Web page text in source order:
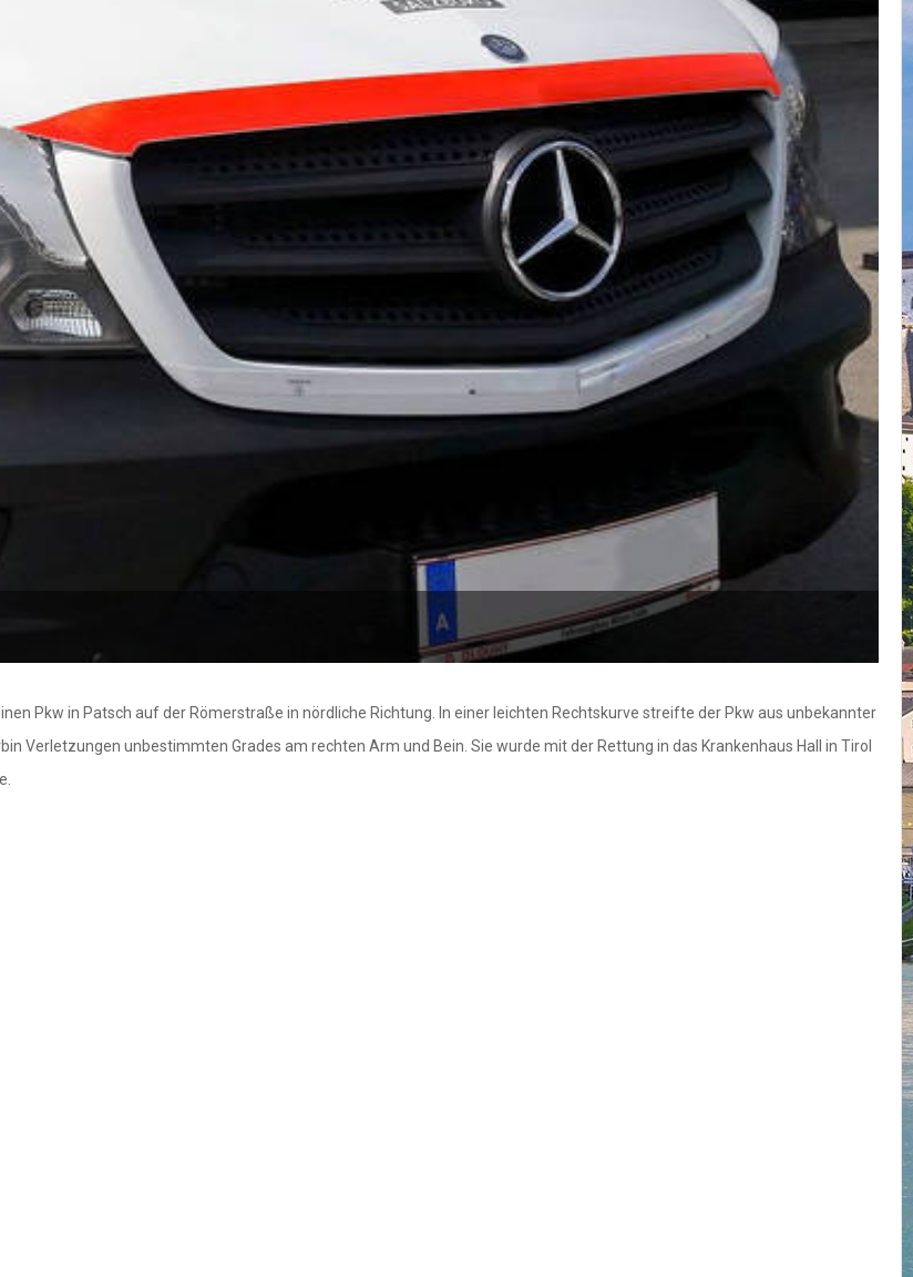
Pkw in Patsch auf der Römerstraße in nördliche Richtung. In einer leichten Rechtskurve streifte der Pkw aus unbekannter
Verletzungen unbestimmten Grades am rechten Arm und Bein. Sie wurde mit der Rettung in das Krankenhaus Hall in Tirol